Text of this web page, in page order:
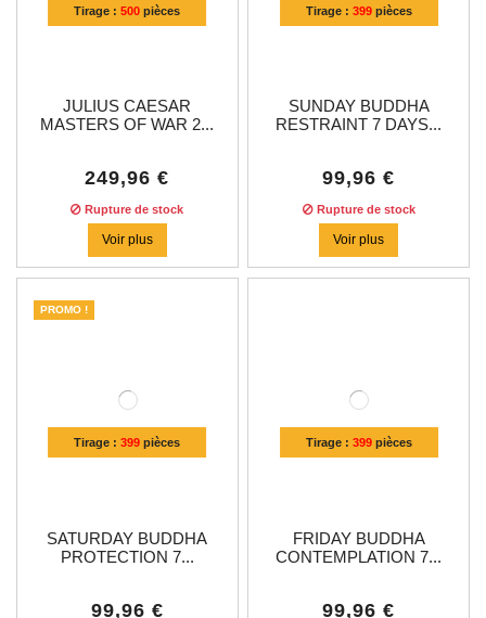
Tirage :500 pièces
JULIUS CAESAR
MASTERS OF WAR 2...
249,96 €
Rupture de stock
Voir plus
Tirage : 399pièces
SUNDAY BUDDHA
RESTRAINT 7 DAYS...
99,96 €
Rupture de stock
Voir plus
Tirage :399 pièces
PROMO !
SATURDAY BUDDHA
PROTECTION 7...
99,96 €
Tirage : 399pièces
FRIDAY BUDDHA
CONTEMPLATION 7...
99,96 €